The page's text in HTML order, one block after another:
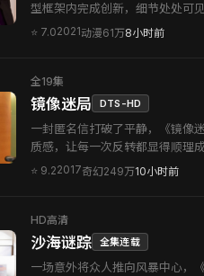
型框架内完成创新，细节处处可
⭐ 7.02021动漫61万8小时前
全19集
镜像迷局 DTS-HD
一封匿名信打破了平静，《镜像
质感，让每一次反转都显得顺理
⭐ 9.22017奇幻249万10小时前
HD高清
沙海谜踪 全集连载
一场意外将众人推向风暴中心，